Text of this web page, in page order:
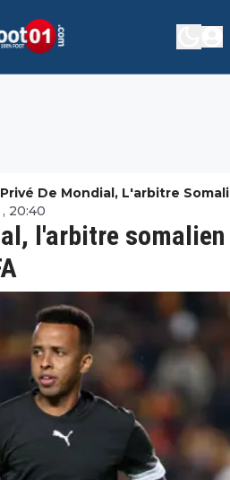
Privé De Mondial, L'arbitre
Remercie La FIFA
l'arbitre somalien
20:40